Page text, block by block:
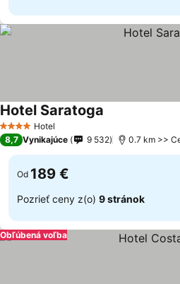
4 Počet hviezdičiek
Hotel
Hotel Saratoga
8,7 Vynikajúce 9 532 0.7 km >>
Od 189 €
Pozrieť ceny z(o) 9 stránok
Obľúbená voľba